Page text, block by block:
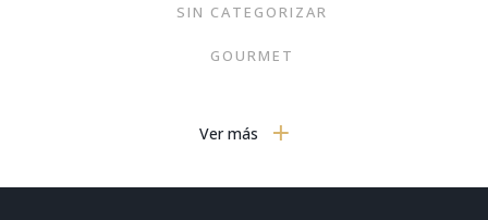
SIN CATEGORIZAR
GOURMET
MOTOR
PORTADA
Ver más